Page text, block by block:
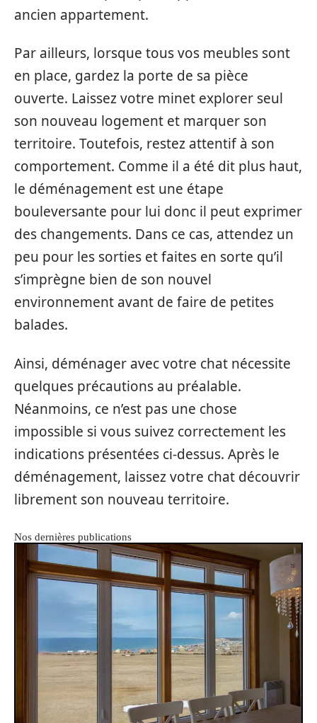
ancien appartement.
Par ailleurs, lorsque tous vos meubles sont
en place, gardez la porte de sa pièce
ouverte. Laissez votre minet explorer seul
son nouveau logement et marquer son
territoire. Toutefois, restez attentif à son
comportement. Comme il a été dit plus haut,
le déménagement est une étape
bouleversante pour lui donc il peut exprimer
des changements. Dans ce cas, attendez un
peu pour les sorties et faites en sorte qu’il
s’imprègne bien de son nouvel
environnement avant de faire de petites
balades.
Ainsi, déménager avec votre chat nécessite
quelques précautions au préalable.
Néanmoins, ce n’est pas une chose
impossible si vous suivez correctement les
indications présentées ci-dessus. Après le
déménagement, laissez votre chat découvrir
librement son nouveau territoire.
Nos dernières publications